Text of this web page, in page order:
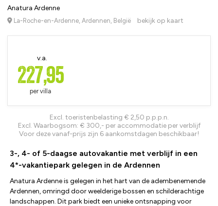
Anatura Ardenne
La-Roche-en-Ardenne, Ardennen, België bekijk op kaart
v.a.
227,95
per villa
Excl. toeristenbelasting € 2,50 p.p.p.n.
Excl. Waarbogsom: € 300,- per accommodatie per verblijf
Voor deze vanaf-prijs zijn 6 aankomstdagen beschikbaar!
3-, 4- of 5-daagse autovakantie met verblijf in een
4*-vakantiepark gelegen in de Ardennen
Anatura Ardenne is gelegen in het hart van de adembenemende
Ardennen, omringd door weelderige bossen en schilderachtige
landschappen. Dit park biedt een unieke ontsnapping voor